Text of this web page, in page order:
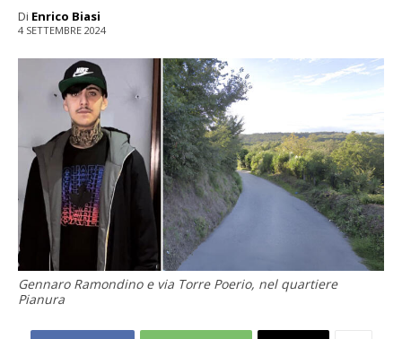
Di Enrico Biasi
4 SETTEMBRE 2024
Gennaro Ramondino e via Torre Poerio, nel quartiere
Pianura